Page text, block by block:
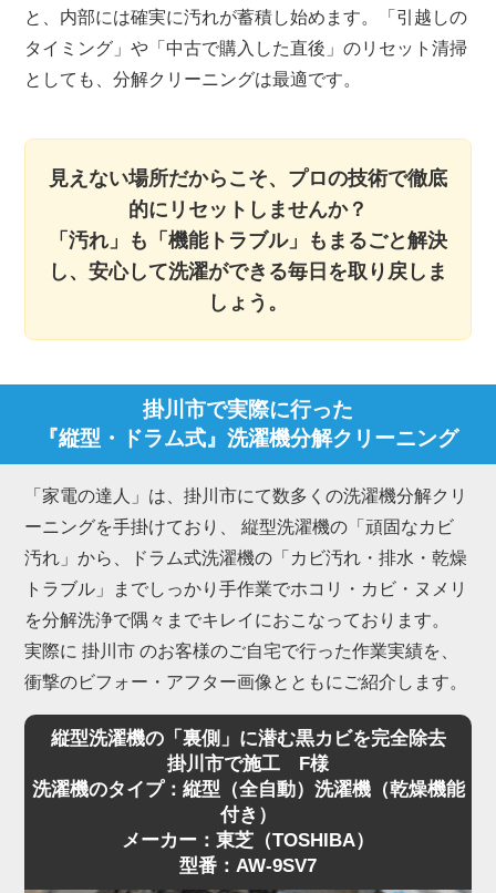
と、内部には確実に汚れが蓄積し始めます。「引越しの
タイミング」や「中古で購入した直後」のリセット清掃
としても、分解クリーニングは最適です。
見えない場所だからこそ、プロの技術で徹底
的にリセットしませんか？
「汚れ」も「機能トラブル」もまるごと解決
し、安心して洗濯ができる毎日を取り戻しま
しょう。
掛川市で実際に行った
『縦型・ドラム式』洗濯機分解クリーニング
「家電の達人」は、掛川市にて数多くの洗濯機分解クリ
ーニングを手掛けており、 縦型洗濯機の「頑固なカビ
汚れ」から、ドラム式洗濯機の「カビ汚れ・排水・乾燥
トラブル」までしっかり手作業でホコリ・カビ・ヌメリ
を分解洗浄で隅々までキレイにおこなっております。
実際に 掛川市 のお客様のご自宅で行った作業実績を、
衝撃のビフォー・アフター画像とともにご紹介します。
縦型洗濯機の「裏側」に潜む黒カビを完全除去
掛川市で施工 F様
洗濯機のタイプ：縦型（全自動）洗濯機（乾燥機能
付き）
メーカー：東芝（TOSHIBA）
型番：AW-9SV7